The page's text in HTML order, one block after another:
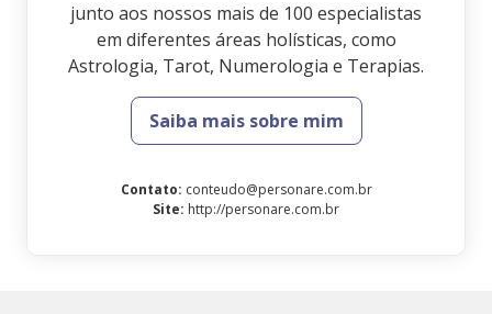
junto aos nossos mais de 100 especialistas
em diferentes áreas holísticas, como
Astrologia, Tarot, Numerologia e Terapias.
Saiba mais sobre mim
Contato: conteudo@personare.com.br
Site: http://personare.com.br